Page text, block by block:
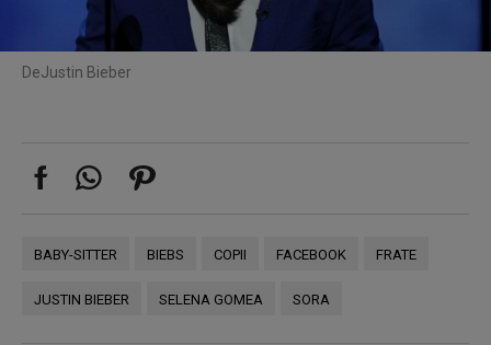
DeJustin Bieber
BABY-SITTER BIEBS COPII FACEBOOK FRATE
JUSTIN BIEBER SELENA GOMEA SORA